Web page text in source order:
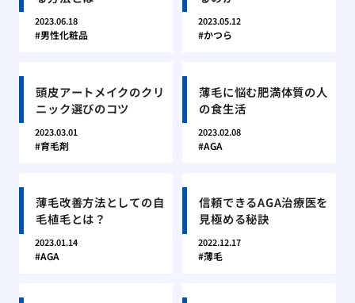
2023.06.18
男性化粧品
2023.05.12
かつら
頭皮アートメイクのクリ
ニック選びのコツ
2023.03.01
育毛剤
薄毛に悩む肥満体質の人
の食生活
2023.02.08
AGA
薄毛改善方法としての自
毛植毛とは？
2023.01.14
AGA
信頼できるAGA治療医を
見極める秘訣
2022.12.17
薄毛